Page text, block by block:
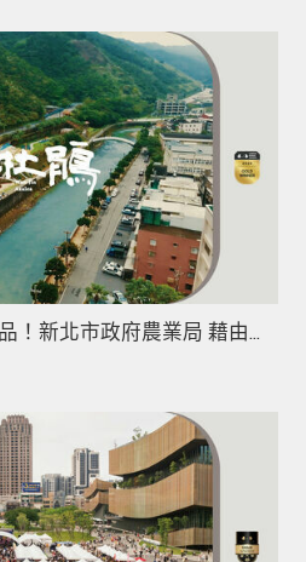
！新北市政府農業局 藉由花
花之美